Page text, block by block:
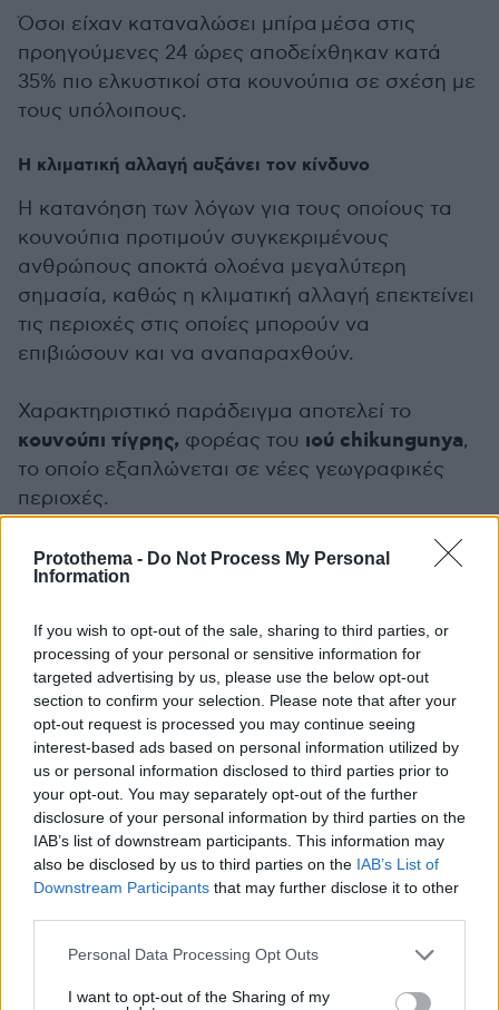
Protothema - Do Not Process My Personal
Information
If you wish to opt-out of the sale, sharing to third parties, or
processing of your personal or sensitive information for
targeted advertising by us, please use the below opt-out
section to confirm your selection. Please note that after your
opt-out request is processed you may continue seeing
interest-based ads based on personal information utilized by
us or personal information disclosed to third parties prior to
your opt-out. You may separately opt-out of the further
disclosure of your personal information by third parties on the
IAB’s list of downstream participants. This information may
also be disclosed by us to third parties on the IAB’s List of
Downstream Participants that may further disclose it to other
Please note that this website/app uses one or more Google
not limited to your visit or usage behaviour. You may click to
Personal Data Processing Opt Outs
I want to opt-out of the Sharing of my
Όσοι είχαν καταναλώσει μπίρα μέσα στις
προηγούμενες 24 ώρες αποδείχθηκαν κατά
35% πιο ελκυστικοί στα κουνούπια σε σχέση με
τους υπόλοιπους.
Η κλιματική αλλαγή αυξάνει τον κίνδυνο
Η κατανόηση των λόγων για τους οποίους τα
κουνούπια προτιμούν συγκεκριμένους
ανθρώπους αποκτά ολοένα μεγαλύτερη
σημασία, καθώς η κλιματική αλλαγή επεκτείνει
τις περιοχές στις οποίες μπορούν να
επιβιώσουν και να αναπαραχθούν.
Χαρακτηριστικό παράδειγμα αποτελεί το
κουνούπι τίγρης, φορέας του ιού chikungunya,
το οποίο εξαπλώνεται σε νέες γεωγραφικές
περιοχές.
Πέρυσι, η νόσος chikungunya καταγράφηκε για
πρώτη φορά μέχρι και την
περισσότερους ανθρώπους»,σημειώνει ο
Σιμάρ.
Πώς να προστατευθείτε
Οι ειδικοί συνιστούν τη χρήση φαρδιών ρούχων
που καλύπτουν το μεγαλύτερο μέρος του
σώματος, κουνουπιέρων και
εντομοαπωθητικών προϊόντων.
Παράλληλα, προτείνουν την κατανάλωση
ελαφρών γευμάτων και τον περιορισμό του
συνήθειες μπορούν να επηρεάσουν την